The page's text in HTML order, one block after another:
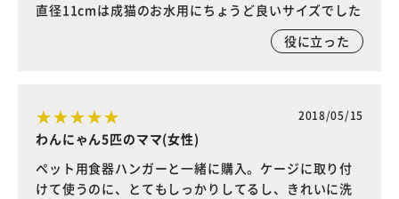
直径11cmは成猫のお水用にちょうど良いサイズでした
役に立った
2018/05/15
わんにゃん5匹のママ(女性)
ペット用食器ハンガーと一緒に購入。ケージに取り付
けて使うのに、とてもしっかりしてるし、きれいに洗